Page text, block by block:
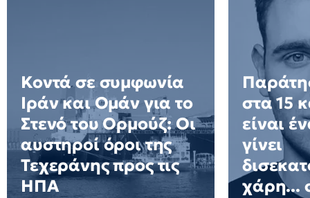
Κοντά σε συμφωνία
Ιράν και Ομάν για το
Στενό του Ορμούζ: Οι
αυστηροί όροι της
Τεχεράνης προς τις
ΗΠΑ
στα 15
είναι
γίνει
χάρη...